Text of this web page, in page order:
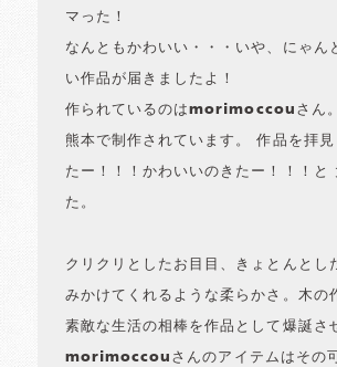
マった！
なんともかわいい・・・いや、にゃん
い作品が届きましたよ！
作られているのはmorimoccouさん
熊本で制作されています。 作品を拝見
たー！！！かわいいのきたー！！！と
た。
クリクリとしたお目目、きょとんとし
みかけてくれるような柔らかさ。木の
素敵な生活の相棒を作品として爆誕さ
morimoccouさんのアイテムはその